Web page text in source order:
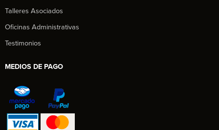
Talleres Asociados
Oficinas Administrativas
Testimonios
MEDIOS DE PAGO